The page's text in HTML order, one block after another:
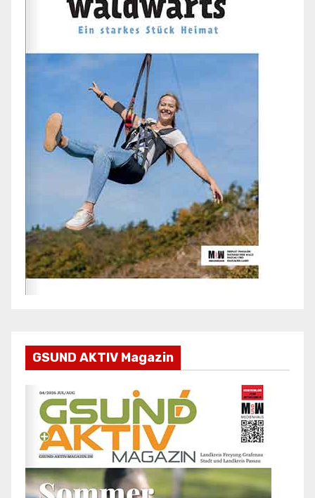
GSUND AKTIV Magazin